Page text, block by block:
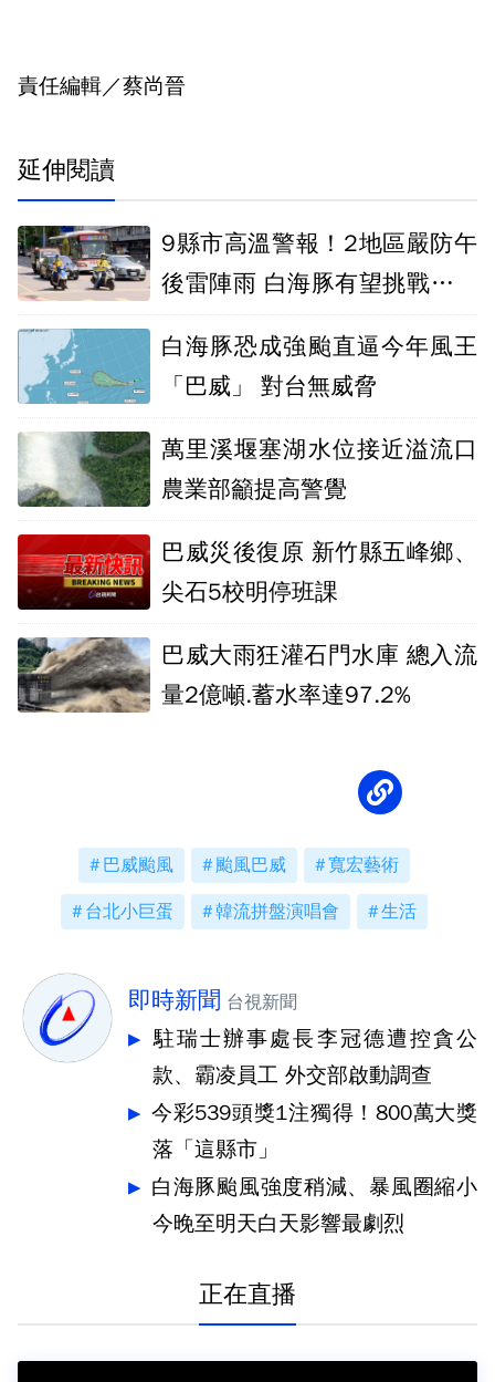
責任編輯／蔡尚晉
延伸閱讀
9縣市高溫警報！2地區嚴防午
後雷陣雨 白海豚有望挑戰今年
白海豚恐成強颱直逼今年風王
「巴威」 對台無威脅
萬里溪堰塞湖水位接近溢流口
農業部籲提高警覺
巴威災後復原 新竹縣五峰鄉、
尖石5校明停班課
巴威大雨狂灌石門水庫 總入流
量2億噸.蓄水率達97.2%
巴威颱風 颱風巴威 寬宏藝術
台北小巨蛋 韓流拼盤演唱會 生活
即時新聞 台視新聞
駐瑞士辦事處長李冠德遭控貪公
款、霸凌員工 外交部啟動調查
今彩539頭獎1注獨得！800萬大獎
落「這縣市」
白海豚颱風強度稍減、暴風圈縮小
今晚至明天白天影響最劇烈
正在直播